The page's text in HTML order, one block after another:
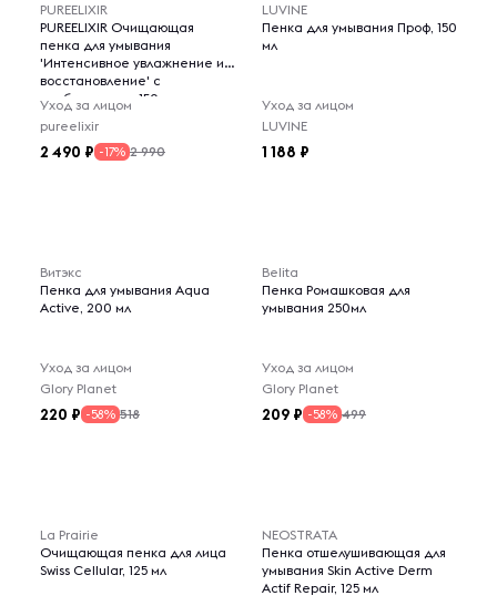
PUREELIXIR
PUREELIXIR Очищающая
пенка для умывания
'Интенсивное увлажнение и
восстановление' с
пробиотиками, 150 мл.
Уход за лицом
pureelixir
2 490 -17% 2 990
LUVINE
Пенка для умывания Проф, 150
мл
Уход за лицом
LUVINE
1 188
Витэкс
Пенка для умывания Aqua
Active, 200 мл
Уход за лицом
Glory Planet
220 -58% 518
Belita
Пенка Ромашковая для
умывания 250мл
Уход за лицом
Glory Planet
209 -58% 499
La Prairie
Очищающая пенка для лица
Swiss Cellular, 125 мл
NEOSTRATA
Пенка отшелушивающая для
умывания Skin Active Derm
Actif Repair, 125 мл